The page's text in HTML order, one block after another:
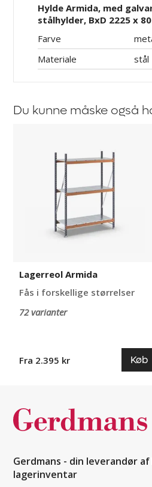
Hylde Armida, med
stålhylder, BxD 2225 x
Farve
Materiale
stål
Du kunne måske også
Lagerreol Armida
Fås i forskellige størrelser
72 varianter
Fra 2.395 kr Køb
Gerdmans - din leverandør
lagerinventar